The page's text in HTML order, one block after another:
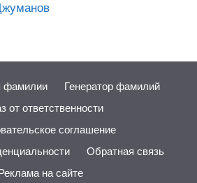
фамилии
Генератор фамилий
от ответственности
соглашение
Обратная связь
на сайте